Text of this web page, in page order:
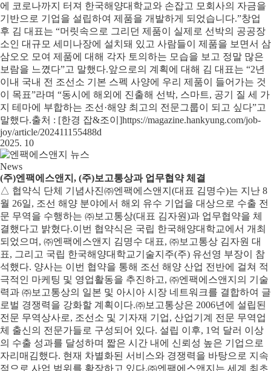
에 코로나까지 터져 한국해양대학교와 손잡고 모회사의 자금을
기반으로 기업을 설립하여 제품을 개발하게 되었습니다.”창업
후 김 대표는 “머릿속으로 그리던 제품이 실제로 선박의 공공장
소인 대규모 세미나장에 설치돼 있고 사람들이 제품을 보면서 삼
삼오오 모여 제품에 대해 각자 토의하는 모습을 보고 정말 많은
보람을 느꼈다”고 말했다.앞으로의 계획에 대해 김 대표는 “2년
이내 국내 전 조선소 기본 스펙 사양에 우리 제품이 들어가는 것
이 목표”라며 “동시에 해외에 진출해 선박, 스마트, 공기 질 세 가
지 테마에 부합하는 조선·해양 최고의 전문그룹이 되고 싶다”고
말했다.출처 : [한경 잡&조이]https://magazine.hankyung.com/job-
joy/article/202411155488d
2025. 10
News
(주)엔팩에스앤지, (주)보고통상과 업무협약 체결
△ 협약식 단체 기념사진㈜엔팩에스앤지(대표 김명수)는 지난 8
월 26일, 조선 해양 분야에서 해외 유수 기업을 대상으로 수출 전
문 무역을 수행하는 ㈜보고통상(대표 김자원)과 업무협약을 체
결했다고 밝혔다.이번 협약식은 국립 한국해양대학교에서 개최
되었으며, ㈜엔팩에스앤지 김명수 대표, ㈜보고통상 김자원 대
표, 그리고 국립 한국해양대학교기술지주(주) 유선영 부장이 참
석했다. 양사는 이번 협약을 통해 조선 해양 산업 전반에 걸쳐 적
극적인 마케팅 및 영업활동을 추진하고, ㈜엔팩에스앤지의 기술
력과 ㈜보고통상의 일본 및 아시아 시장 네트워크를 결합하여 글
로벌 경쟁력을 강화할 계획이다.㈜보고통상은 2006년에 설립된
전문 무역상사로, 조선소 및 기자재 기업, 산업기계 전문 무역업
체 출신의 전문가들로 구성되어 있다. 설립 이후, 1억 달러 이상
의 수출 성과를 달성하며 짧은 시간 내에 신뢰성 높은 기업으로
자리매김했다. 현재 차별화된 서비스와 경쟁력을 바탕으로 지속
적으로 사업 범위를 확장하고 있다.㈜엔팩에스앤지는 세계 최초